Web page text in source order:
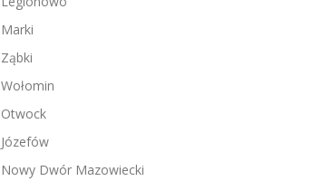
Marki
Ząbki
Wołomin
Otwock
Józefów
Nowy Dwór Mazowiecki